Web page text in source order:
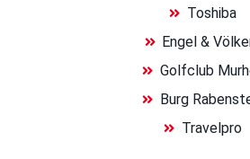
Toshiba
Engel &
Golfclub
Burg
Travelpro